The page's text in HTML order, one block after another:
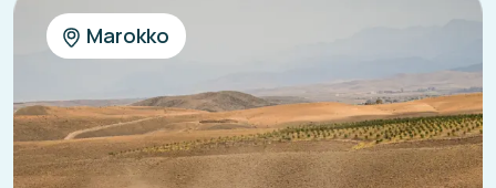
Marokko